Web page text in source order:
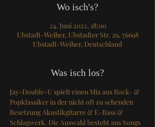
Wo isch's?
24. Juni 2022, 18:00
Ubstadt-Weiher, Ubstadter Str. 29, 76698
Ubstadt-Weiher, Deutschland
Was isch los?
Jay-Double-U spielt einen Mix aus Rock- &
Popklassiker in der nicht oft zu sehenden
Besetzung Akustikgitarre & E-Bass &
Schlagwerk. Die Auswahl besteht aus Songs